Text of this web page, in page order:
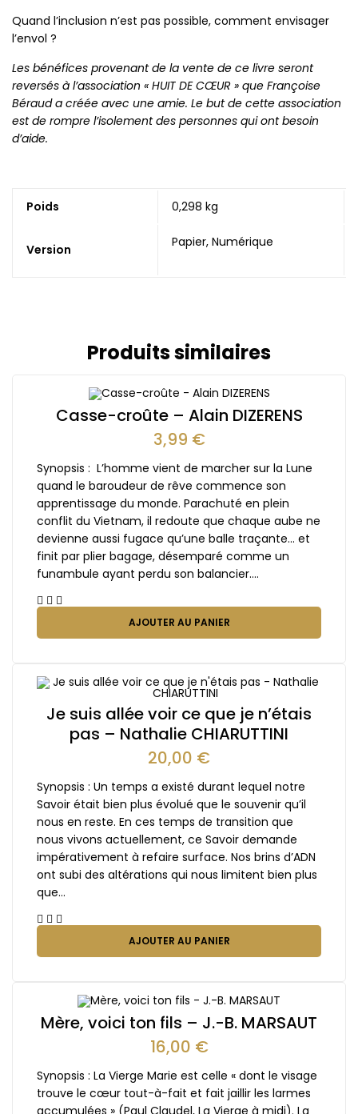
Quand l’inclusion n’est pas possible, comment envisager
l’envol ?
Les bénéfices provenant de la vente de ce livre seront
reversés à l’association « HUIT DE CŒUR » que Françoise
Béraud a créée avec une amie. Le but de cette association
est de rompre l’isolement des personnes qui ont besoin
d’aide.
Poids 0,298 kg
Version Papier, Numérique
Produits similaires
Casse-croûte – Alain DIZERENS
3,99 €
Synopsis : L’homme vient de marcher sur la Lune
quand le baroudeur de rêve commence son
apprentissage du monde. Parachuté en plein
conflit du Vietnam, il redoute que chaque aube ne
devienne aussi fugace qu’une balle traçante… et
finit par plier bagage, désemparé comme un
funambule ayant perdu son balancier.…
AJOUTER AU PANIER
Je suis allée voir ce que je n’étais
pas – Nathalie CHIARUTTINI
20,00 €
Synopsis : Un temps a existé durant lequel notre
Savoir était bien plus évolué que le souvenir qu’il
nous en reste. En ces temps de transition que
nous vivons actuellement, ce Savoir demande
impérativement à refaire surface. Nos brins d’ADN
ont subi des altérations qui nous limitent bien plus
que…
AJOUTER AU PANIER
Mère, voici ton fils – J.-B. MARSAUT
16,00 €
Synopsis : La Vierge Marie est celle « dont le visage
trouve le cœur tout-à-fait et fait jaillir les larmes